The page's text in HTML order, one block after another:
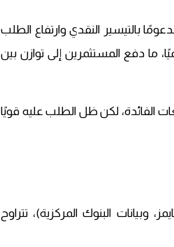
بالتيسير النقدي وارتفاع الطلب
ما دفع المستثمرين إلى توازن بين
توقعات الفائدة، لكن ظل الطلب عليه قويًا
البنوك المركزية)، تتراوح